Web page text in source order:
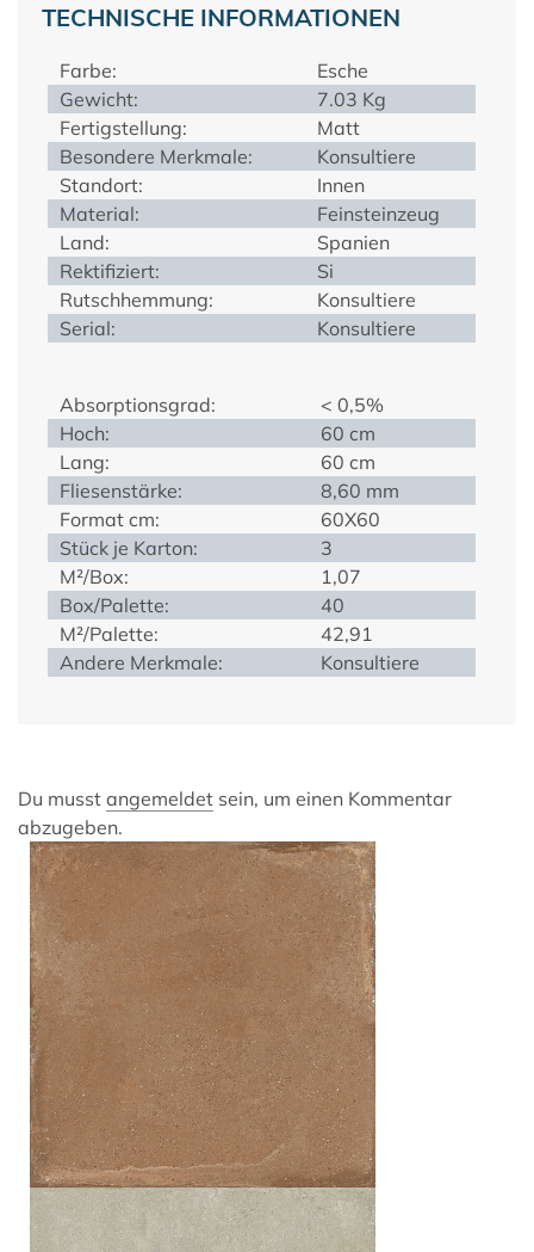
TECHNISCHE INFORMATIONEN
Farbe:
Esche
Gewicht:
7.03 Kg
Fertigstellung:
Matt
Besondere Merkmale:
Konsultiere
Standort:
Innen
Material:
Feinsteinzeug
Land:
Spanien
Rektifiziert:
Si
Rutschhemmung:
Konsultiere
Serial:
Konsultiere
Absorptionsgrad:
< 0,5%
Hoch:
60 cm
Lang:
60 cm
Fliesenstärke:
8,60 mm
Format cm:
60X60
Stück je Karton:
3
M²/Box:
1,07
Box/Palette:
40
M²/Palette:
42,91
Andere Merkmale:
Konsultiere
Du musst angemeldet sein, um einen Kommentar
abzugeben.